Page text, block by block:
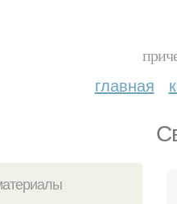
главная